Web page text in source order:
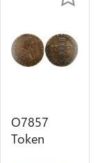
O7857
Token